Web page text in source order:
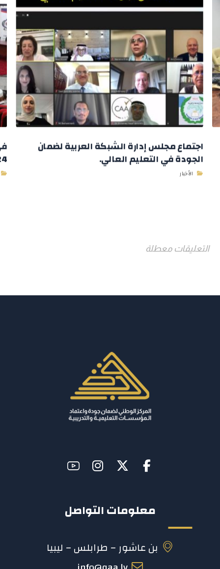
اجتماع مجلس إدارة الشبكة العربية لضمان
الجودة في التعليم العالي.
الأخبار
2024
التعليقات معطلة
معلومات التواصل
بن عاشور – طرابلس – ليبيا